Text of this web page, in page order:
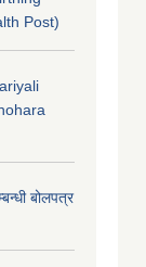
Post)
बोलपत्र